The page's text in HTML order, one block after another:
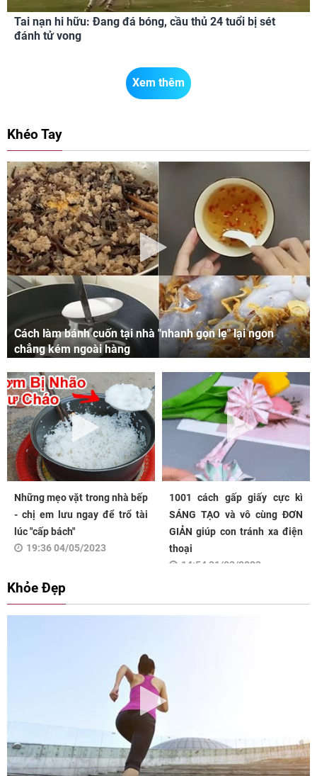
Tai nạn hi hữu: Đang đá bóng, cầu thủ 24 tuổi bị sét
đánh tử vong
Xem thêm
Khéo Tay
Cách làm bánh cuốn tại nhà "nhanh gọn lẹ" lại ngon
chẳng kém ngoài hàng
Những mẹo vặt trong nhà bếp
- chị em lưu ngay để trổ tài
lúc "cấp bách"
19:36 04/05/2023
1001 cách gấp giấy cực kì
SÁNG TẠO và vô cùng ĐƠN
GIẢN giúp con tránh xa điện
thoại
14:54 31/03/2023
Khỏe Đẹp